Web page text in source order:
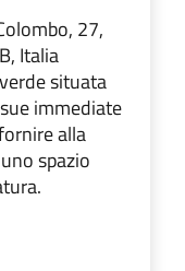
27,
Italia
situata
immediate
alla
spazio